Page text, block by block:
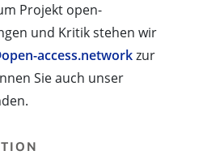
Projekt open-
und Kritik stehen wir
access.networkzur
Sie auch unser